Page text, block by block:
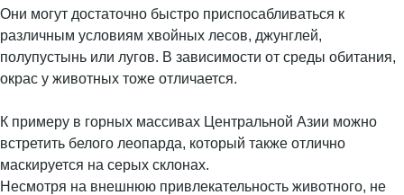
Они могут достаточно быстро приспосабливаться к
различным условиям хвойных лесов, джунглей,
полупустынь или лугов. В зависимости от среды обитания,
окрас у животных тоже отличается.
К примеру в горных массивах Центральной Азии можно
встретить белого леопарда, который также отлично
маскируется на серых склонах.
Несмотря на внешнюю привлекательность животного, не